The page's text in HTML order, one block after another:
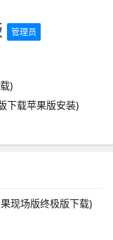
管理员
)
下载苹果版安装)
现场版终极版下载)